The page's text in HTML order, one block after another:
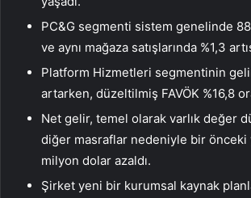
PC&G segmenti sistem genelinde
ve aynı mağaza satışlarında %1,3
Platform Hizmetleri segmentinin
artarken, düzeltilmiş FAVÖK %16,8
Net gelir, temel olarak varlık değer
diğer masraflar nedeniyle bir önceki
milyon dolar azaldı.
Şirket yeni bir kurumsal kaynak